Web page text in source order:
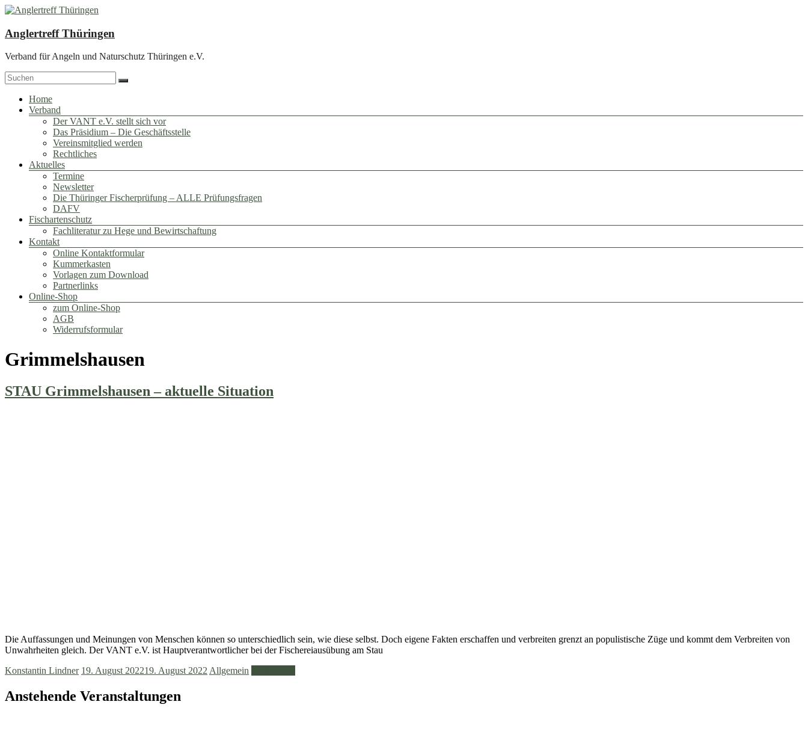
Zum
springen
Anglertreff Thüringen
Verband für Angeln und Naturschutz Thüringen e.V.
Menü
Home
Verband
Der VANT e.V. stellt sich vor
Das Präsidium – Die Geschäftsstelle
Vereinsmitglied werden
Rechtliches
Aktuelles
Termine
Newsletter
Die Thüringer Fischerprüfung – ALLE Prüfungsfragen
DAFV
Fischartenschutz
Fachliteratur zu Hege und Bewirtschaftung
Kontakt
Online Kontaktformular
Kummerkasten
Vorlagen zum Download
Partnerlinks
Online-Shop
zum Online-Shop
AGB
Widerrufsformular
Grimmelshausen
STAU Grimmelshausen – aktuelle Situation
Die Auffassungen und Meinungen von Menschen können so unterschiedlich sein, wie diese selbst. Doch eigene Fakten erschaffen und verbreiten grenzt an populistische Züge und kommt dem Verbreiten von
Unwahrheiten gleich. Der VANT e.V. ist Hauptverantwortlicher bei der Fischereiausübung am Stau
Konstantin Lindner 19. August 202219. August 2022 Allgemein
Anstehende Veranstaltungen